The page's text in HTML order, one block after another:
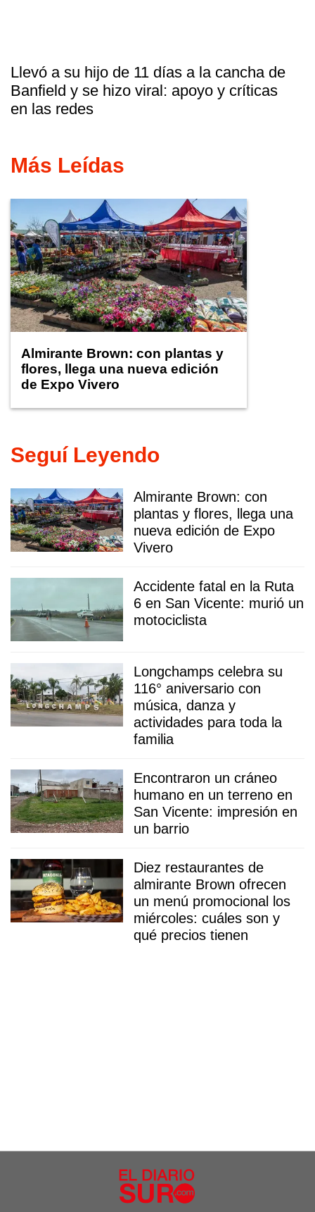
Llevó a su hijo de 11 días a la cancha de
Banfield y se hizo viral: apoyo y críticas
en las redes
Más Leídas
Almirante Brown: con plantas y
flores, llega una nueva edición
de Expo Vivero
Seguí Leyendo
Almirante Brown: con
plantas y flores, llega una
nueva edición de Expo
Vivero
Accidente fatal en la Ruta
6 en San Vicente: murió un
motociclista
Longchamps celebra su
116° aniversario con
música, danza y
actividades para toda la
familia
Encontraron un cráneo
humano en un terreno en
San Vicente: impresión en
un barrio
Diez restaurantes de
almirante Brown ofrecen
un menú promocional los
miércoles: cuáles son y
qué precios tienen